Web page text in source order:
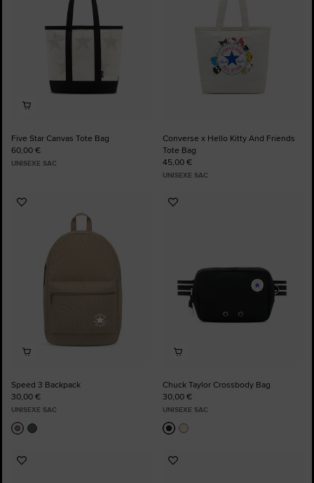
Five Star Canvas Tote Bag
60,00 €
UNISEXE SAC
Converse x Hello Kitty And Friends
Tote Bag
45,00 €
UNISEXE SAC
Ajouter
Speed 3 Backpack
30,00 €
UNISEXE SAC
Ajouter
Chuck Taylor Crossbody Bag
30,00 €
UNISEXE SAC
Ajouter
Ajouter